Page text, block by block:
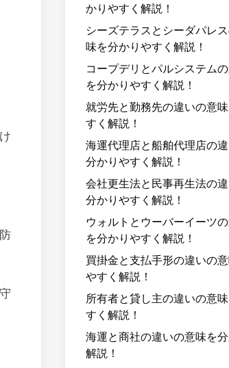
かりやすく解説！
シーズテラスとシーダパレ
味を分かりやすく解説！
コープデリとパルシステム
を分かりやすく解説！
就労先と勤務先の違いの意
すく解説！
海運代理店と船舶代理店の
分かりやすく解説！
会社更生法と民事再生法の
分かりやすく解説！
ウォルトとウーバーイーツ
を分かりやすく解説！
買掛金と支払手形の違いの
やすく解説！
所有者と貸し主の違いの意
すく解説！
海運と商社の違いの意味を分
解説！